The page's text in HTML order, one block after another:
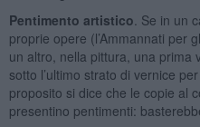
Pentimento artistico . Se in un
proprie opere (l’Ammannati per
un altro, nella pittura, una prima
sotto l’ultimo strato di vernice
proposito si dice che le copie al
presentino pentimenti: